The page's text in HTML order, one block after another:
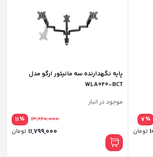
٪7
تومان
پایه نگهدارنده سه مانیتور ارگو مدل
WLA020-BCT
موجود در انبار
٪11
13,220,000
تومان